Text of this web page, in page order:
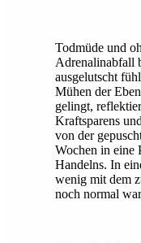
Todmüde und
Adrenalinabfall
ausgelutscht
Mühen der
gelingt,
Kraftsparens
von der
Wochen in eine
Handelns. In
wenig mit dem
noch normal